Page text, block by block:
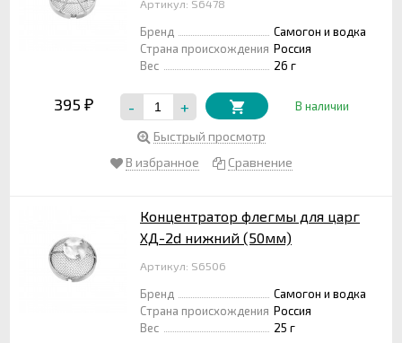
Артикул: S6478
Бренд
Самогон и водка
Страна происхождения Россия
Вес
26 г
395 ₽ - + В наличии
Быстрый просмотр
В избранное
Сравнение
Концентратор флегмы для царг
ХД-2d нижний (50мм)
Артикул: S6506
Бренд
Самогон и водка
Страна происхождения Россия
Вес
25 г